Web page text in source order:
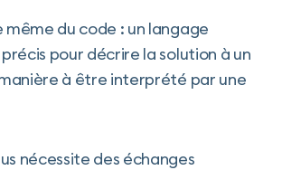
même du code : un langage
pour décrire la solution à un
à être interprété par une
nécessite des échanges